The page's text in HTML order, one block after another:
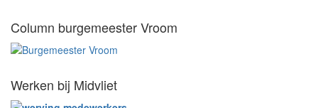
Column burgemeester Vroom
Werken bij Midvliet